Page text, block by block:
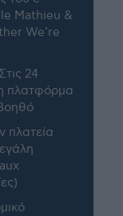
Mathieu &
We’re
24
πλατφόρμα
πλατεία